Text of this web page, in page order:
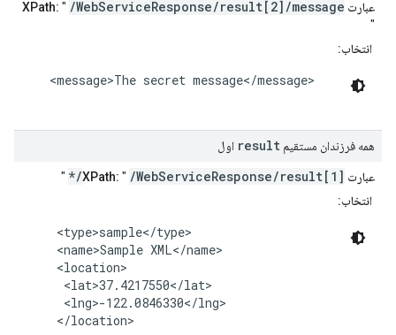
عبارت XPath: " /WebServiceResponse/result[2]/message
"
انتخاب:
    <message>The secret message</message>
همه فرزندان مستقیم result اول
عبارت XPath: " /WebServiceResponse/result[1]/*
"
انتخاب:
     <type>sample</type>
     <name>Sample XML</name>
     <location>
      <lat>37.4217550</lat>
      <lng>-122.0846330</lng>
     </location>